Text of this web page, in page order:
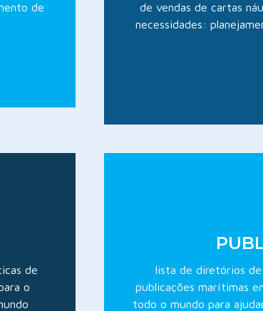
de
de vendas de cartas
necessidades:
de
o
lista de diretórios de
publicações marítimas
todo o mundo para